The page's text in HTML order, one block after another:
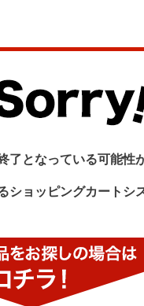
となっている可能性
ショッピングカートシ